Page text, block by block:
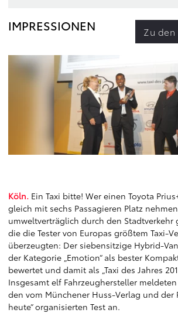
IMPRESSIONEN
Köln. Ein Taxi bitte! Wer einen Toyota
gleich mit sechs Passagieren Platz
umweltverträglich durch den Stadtverkehr
die die Tester von Europas größtem Taxi-
überzeugten: Der siebensitzige Hybrid-
der Kategorie „Emotion“ als bester
bewertet und damit als „Taxi des Jahres
Insgesamt elf Fahrzeughersteller
den vom Münchener Huss-Verlag und der
heute“ organisierten Test an.